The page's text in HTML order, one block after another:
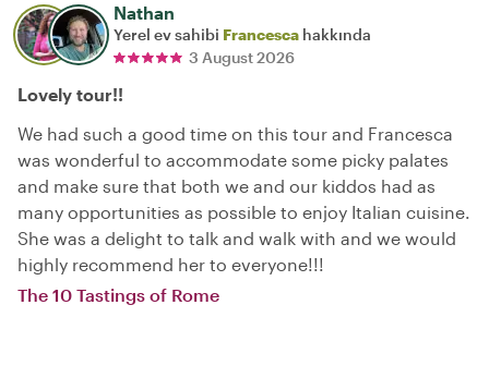
Nathan
Yerel ev sahibi Francesca hakkında
3 August 2026
Lovely tour!!
We had such a good time on this tour and Francesca
was wonderful to accommodate some picky palates
and make sure that both we and our kiddos had as
many opportunities as possible to enjoy Italian cuisine.
She was a delight to talk and walk with and we would
highly recommend her to everyone!!!
The 10 Tastings of Rome